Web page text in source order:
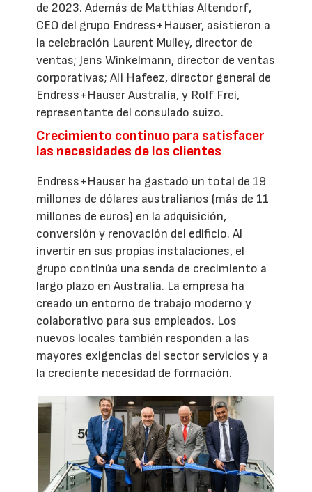
de 2023. Además de Matthias Altendorf,
CEO del grupo Endress+Hauser, asistieron a
la celebración Laurent Mulley, director de
ventas; Jens Winkelmann, director de ventas
corporativas; Ali Hafeez, director general de
Endress+Hauser Australia, y Rolf Frei,
representante del consulado suizo.
Crecimiento continuo para satisfacer
las necesidades de los clientes
Endress+Hauser ha gastado un total de 19
millones de dólares australianos (más de 11
millones de euros) en la adquisición,
conversión y renovación del edificio. Al
invertir en sus propias instalaciones, el
grupo continúa una senda de crecimiento a
largo plazo en Australia. La empresa ha
creado un entorno de trabajo moderno y
colaborativo para sus empleados. Los
nuevos locales también responden a las
mayores exigencias del sector servicios y a
la creciente necesidad de formación.